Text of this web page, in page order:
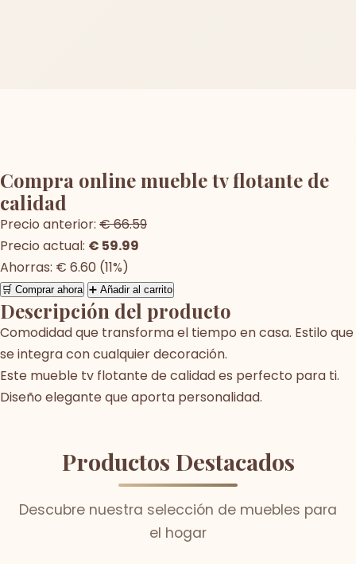
Compra online mueble tv flotante de
calidad
Precio anterior: € 66.59
Precio actual: € 59.99
Ahorras: € 6.60 (11%)
🛒 Comprar ahora ➕ Añadir al carrito
Descripción del producto
Comodidad que transforma el tiempo en casa. Estilo que
se integra con cualquier decoración.
Este mueble tv flotante de calidad es perfecto para ti.
Diseño elegante que aporta personalidad.
Productos Destacados
Descubre nuestra selección de muebles para
el hogar